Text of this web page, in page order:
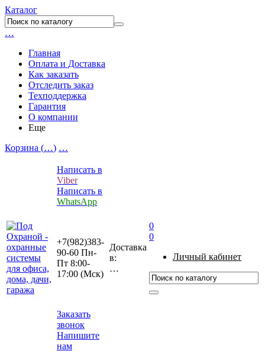
Каталог
…
Главная
Оплата и Доставка
Как заказать
Отследить заказ
Техподдержка
Гарантия
О компании
Еще
Корзина (…) …
Написать в
Viber
Написать в
WhatsApp
+7(982)383-
90-60 Пн-
Пт 8:00-
17:00 (Мcк)
Заказать
звонок
Напишите
нам
Доставка
в:
…
0
0
Личный кабинет